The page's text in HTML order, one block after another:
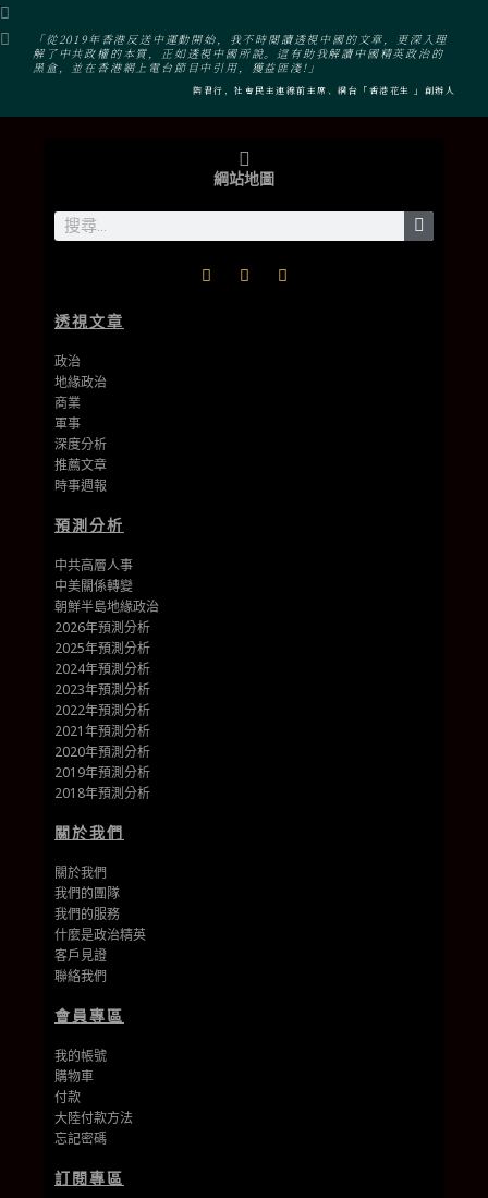
「從2019年香港反送中運動開始，我不時閱讀透視中國的文章，更深入理
解了中共政權的本質，正如透視中國所說。這有助我解讀中國精英政治的
黑盒，並在香港網上電台節目中引用，獲益匪淺!」
陶君行，社會民主連線前主席、網台「香港花生 」創辦人
綱站地圖
透視文章
政治
地緣政治
商業
軍事
深度分析
推薦文章
時事週報
預測分析
中共高層人事
中美關係轉變
朝鮮半島地緣政治
2026年預測分析
2025年預測分析
2024年預測分析
2023年預測分析
2022年預測分析
2021年預測分析
2020年預測分析
2019年預測分析
2018年預測分析
關於我們
關於我們
我們的團隊
我們的服務
什麼是政治精英
客戶見證
聯絡我們
會員專區
我的帳號
購物車
付款
大陸付款方法
忘記密碼
訂閱專區